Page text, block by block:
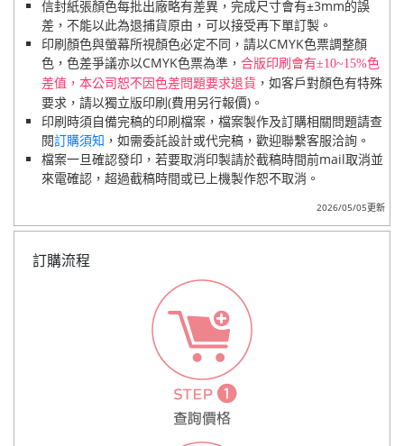
信封紙張顏色每批出廠略有差異，完成尺寸會有±3mm的誤
差，不能以此為退捕貨原由，可以接受再下單訂製。
印刷顏色與螢幕所視顏色必定不同，請以CMYK色票調整顏
色，色差爭議亦以CMYK色票為準， 合版印刷會有±10~15%色
差值，本公司恕不因色差問題要求退貨 ，如客戶對顏色有特殊
要求，請以獨立版印刷(費用另行報價)。
印刷時須自備完稿的印刷檔案，檔案製作及訂購相關問題請查
閱訂購須知 ，如需委託設計或代完稿，歡迎聯繫客服洽詢。
檔案一旦確認發印，若要取消印製請於截稿時間前mail取消並
來電確認，超過截稿時間或已上機製作恕不取消。
2026/05/05更新
訂購流程